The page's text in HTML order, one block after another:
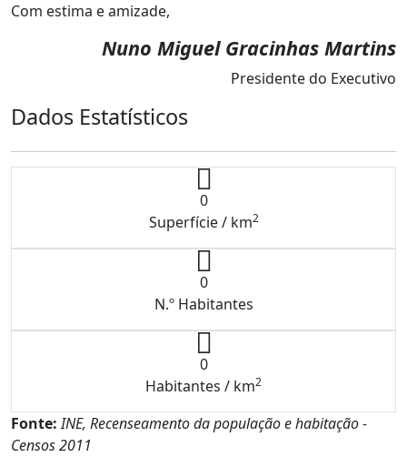
Com estima e amizade,
Nuno Miguel Gracinhas Martins
Presidente do Executivo
Dados Estatísticos
0
Superfície / km2
0
N.º Habitantes
0
Habitantes / km2
Fonte:INE, Recenseamento da população e habitação -
Censos 2011